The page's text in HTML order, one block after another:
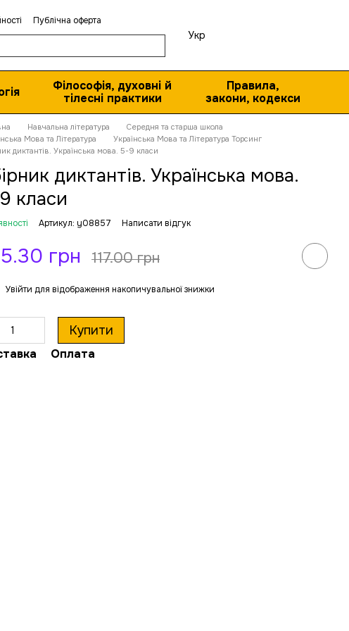
Публічна оферта
Укр
Філософія, духовні й
тілесні практики
Правила,
закони, кодекси
Навчальна література
Середня та старша школа
Мова та Література
Українська Мова та Література Торсинг
диктантів. Українська мова. 5-9 класи
диктантів. Українська мова.
класи
Артикул: y08857 Написати відгук
грн 117.00 грн
Увійти для відображення накопичувальної знижки
Купити
Оплата